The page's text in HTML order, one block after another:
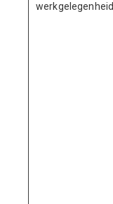
werkgelegenheid.